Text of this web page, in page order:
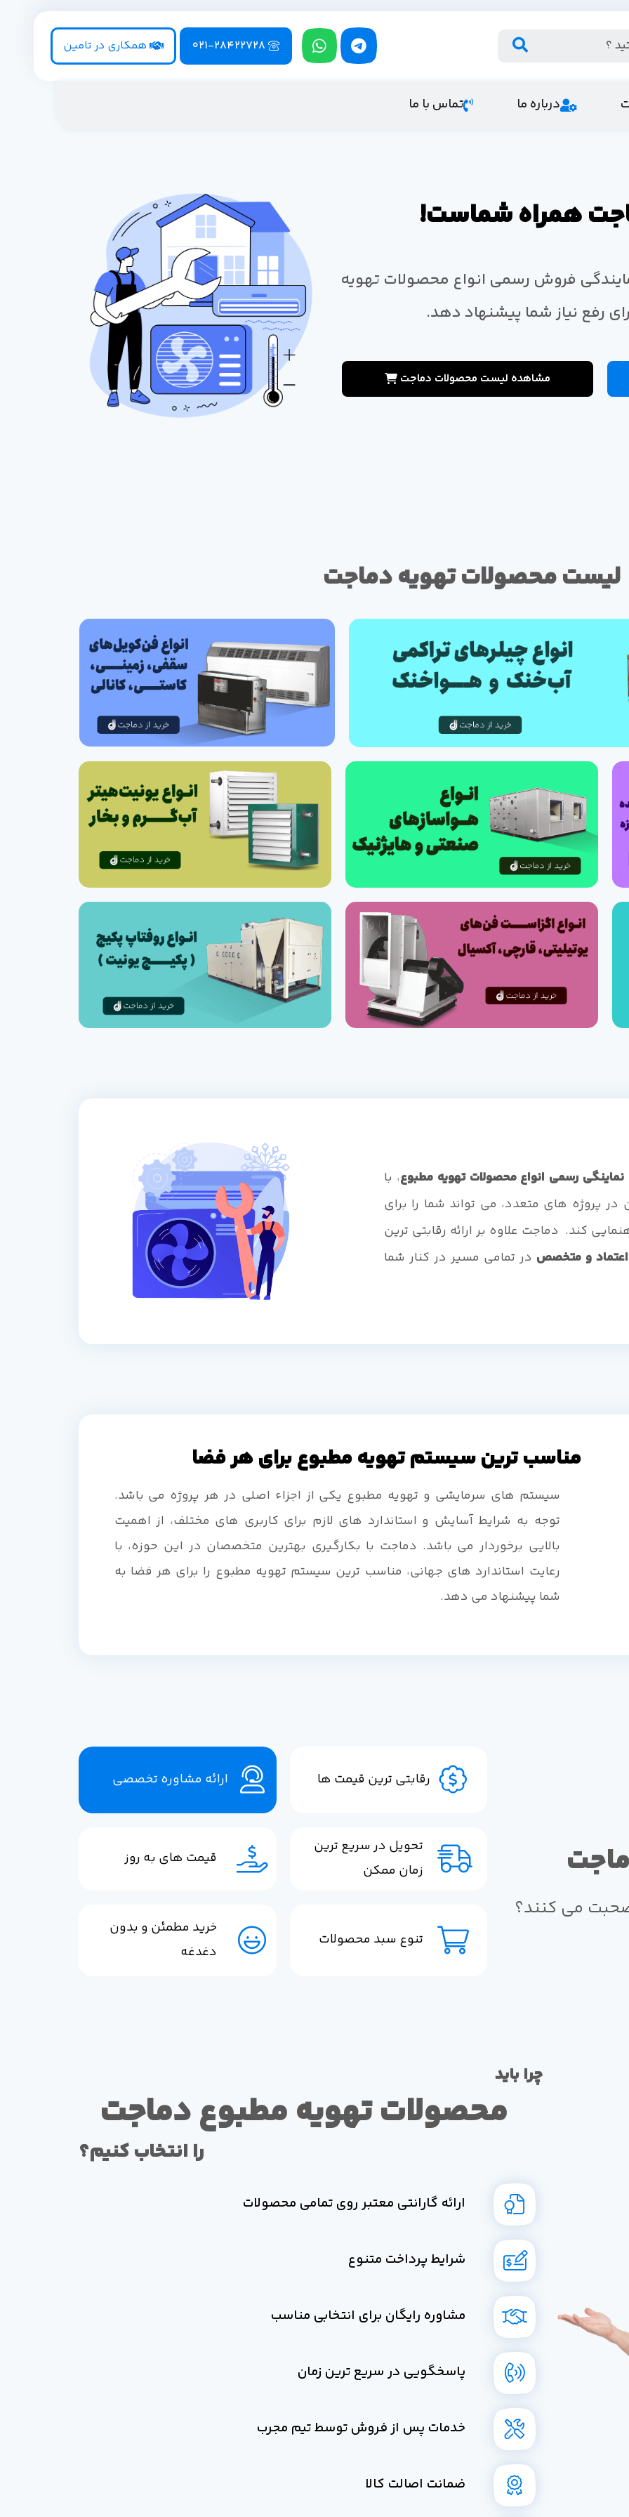
021-28422728 همکاری در تامین
درباره ما تماس با ما
همراه شماست!
فروش رسمی انواع محصولات تهویه
رفع نیاز شما پیشنهاد دهد.
مشاهده لیست محصولات دماجت
لیست محصولات تهویه دماجت
نماینگی رسمی انواع محصولات تهویه مطبوع، با
پروژه های متعدد، می تواند شما را برای
کند. دماجت علاوه بر ارائه رقابتی ترین
و متخصص در تمامی مسیر در کنار شما
مناسب ترین سیستم تهویه مطبوع برای هر فضا
سیستم های سرمایشی و تهویه مطبوع یکی از اجزاء اصلی در هر پروژه می باشد.
توجه به شرایط آسایش و استاندارد های لازم برای کاربری های مختلف، از اهمیت
بالایی برخوردار می باشد. دماجت با بکارگیری بهترین متخصصان در این حوزه، با
رعایت استاندارد های جهانی، مناسب ترین سیستم تهویه مطبوع را برای هر فضا به
شما پیشنهاد می دهد.
می کنند؟
رقابتی ترین قیمت ها ارائه مشاوره تخصصی
تحویل در سریع ترین
زمان ممکن
قیمت های به روز
تنوع سبد محصولات
خرید مطمئن و بدون
دغدغه
چرا باید
محصولات تهویه مطبوع دماجت
را انتخاب کنیم؟
ارائه گارانتی معتبر روی تمامی محصولات
شرایط پرداخت متنوع
مشاوره رایگان برای انتخابی مناسب
پاسخگویی در سریع ترین زمان
خدمات پس از فروش توسط تیم مجرب
ضمانت اصالت کالا